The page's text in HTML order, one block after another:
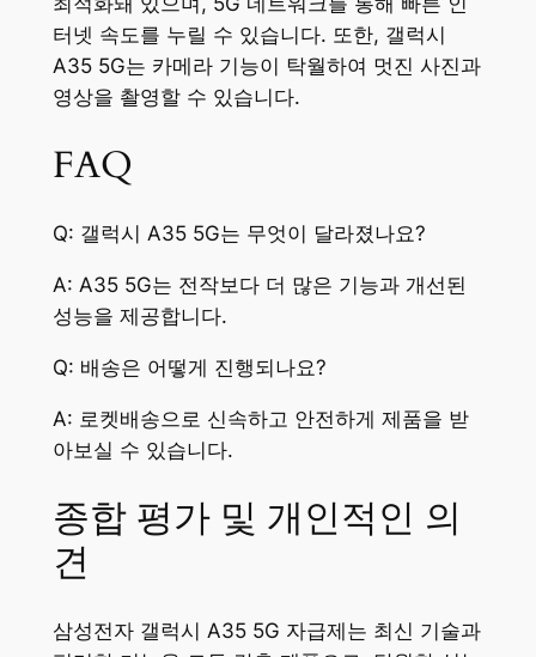
터넷 속도를 누릴 수 있습니다. 또한, 갤럭시
A35 5G는 카메라 기능이 탁월하여 멋진 사진과
영상을 촬영할 수 있습니다.
FAQ
Q: 갤럭시 A35 5G는 무엇이 달라졌나요?
A: A35 5G는 전작보다 더 많은 기능과 개선된
성능을 제공합니다.
Q: 배송은 어떻게 진행되나요?
A: 로켓배송으로 신속하고 안전하게 제품을 받
아보실 수 있습니다.
종합 평가 및 개인적인 의
견
삼성전자 갤럭시 A35 5G 자급제는 최신 기술과